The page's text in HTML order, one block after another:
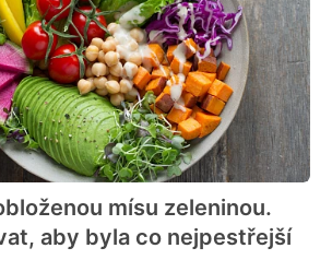
mísu zeleninou.
aby byla co nejpestřejší